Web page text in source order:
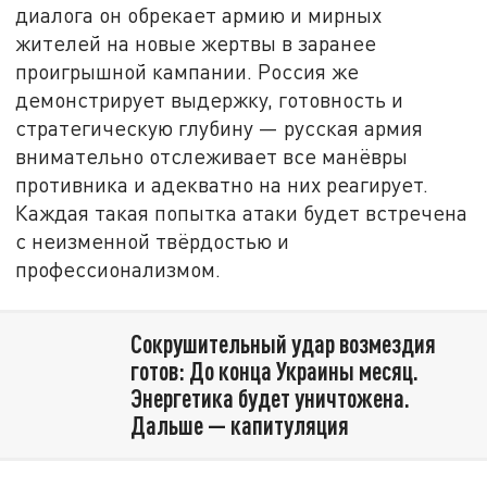
диалога он обрекает армию и мирных
жителей на новые жертвы в заранее
проигрышной кампании. Россия же
демонстрирует выдержку, готовность и
стратегическую глубину — русская армия
внимательно отслеживает все манёвры
противника и адекватно на них реагирует.
Каждая такая попытка атаки будет встречена
с неизменной твёрдостью и
профессионализмом.
Сокрушительный удар возмездия
готов: До конца Украины месяц.
Энергетика будет уничтожена.
Дальше — капитуляция